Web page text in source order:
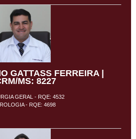
GATTASS FERREIRA |
MS: 8227
GERAL - RQE: 4532
- RQE: 4698